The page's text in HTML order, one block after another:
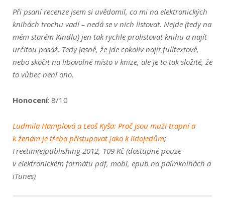
Při psaní recenze jsem si uvědomil, co mi na elektronických
knihách trochu vadí – nedá se v nich listovat. Nejde (tedy na
mém starém Kindlu) jen tak rychle prolistovat knihu a najít
určitou pasáž. Tedy jasně, že jde cokoliv najít fulltextově,
nebo skočit na libovolné místo v knize, ale je to tak složité, že
to vůbec není ono.
Honocení: 8/10
Ludmila Hamplová a Leoš Kyša: Proč jsou muži trapní a
k ženám je třeba přistupovat jako k lidojedům;
Freetim(e)publishing 2012, 109 Kč (dostupné pouze
v elektronickém formátu pdf, mobi, epub na palmknihách a
iTunes)